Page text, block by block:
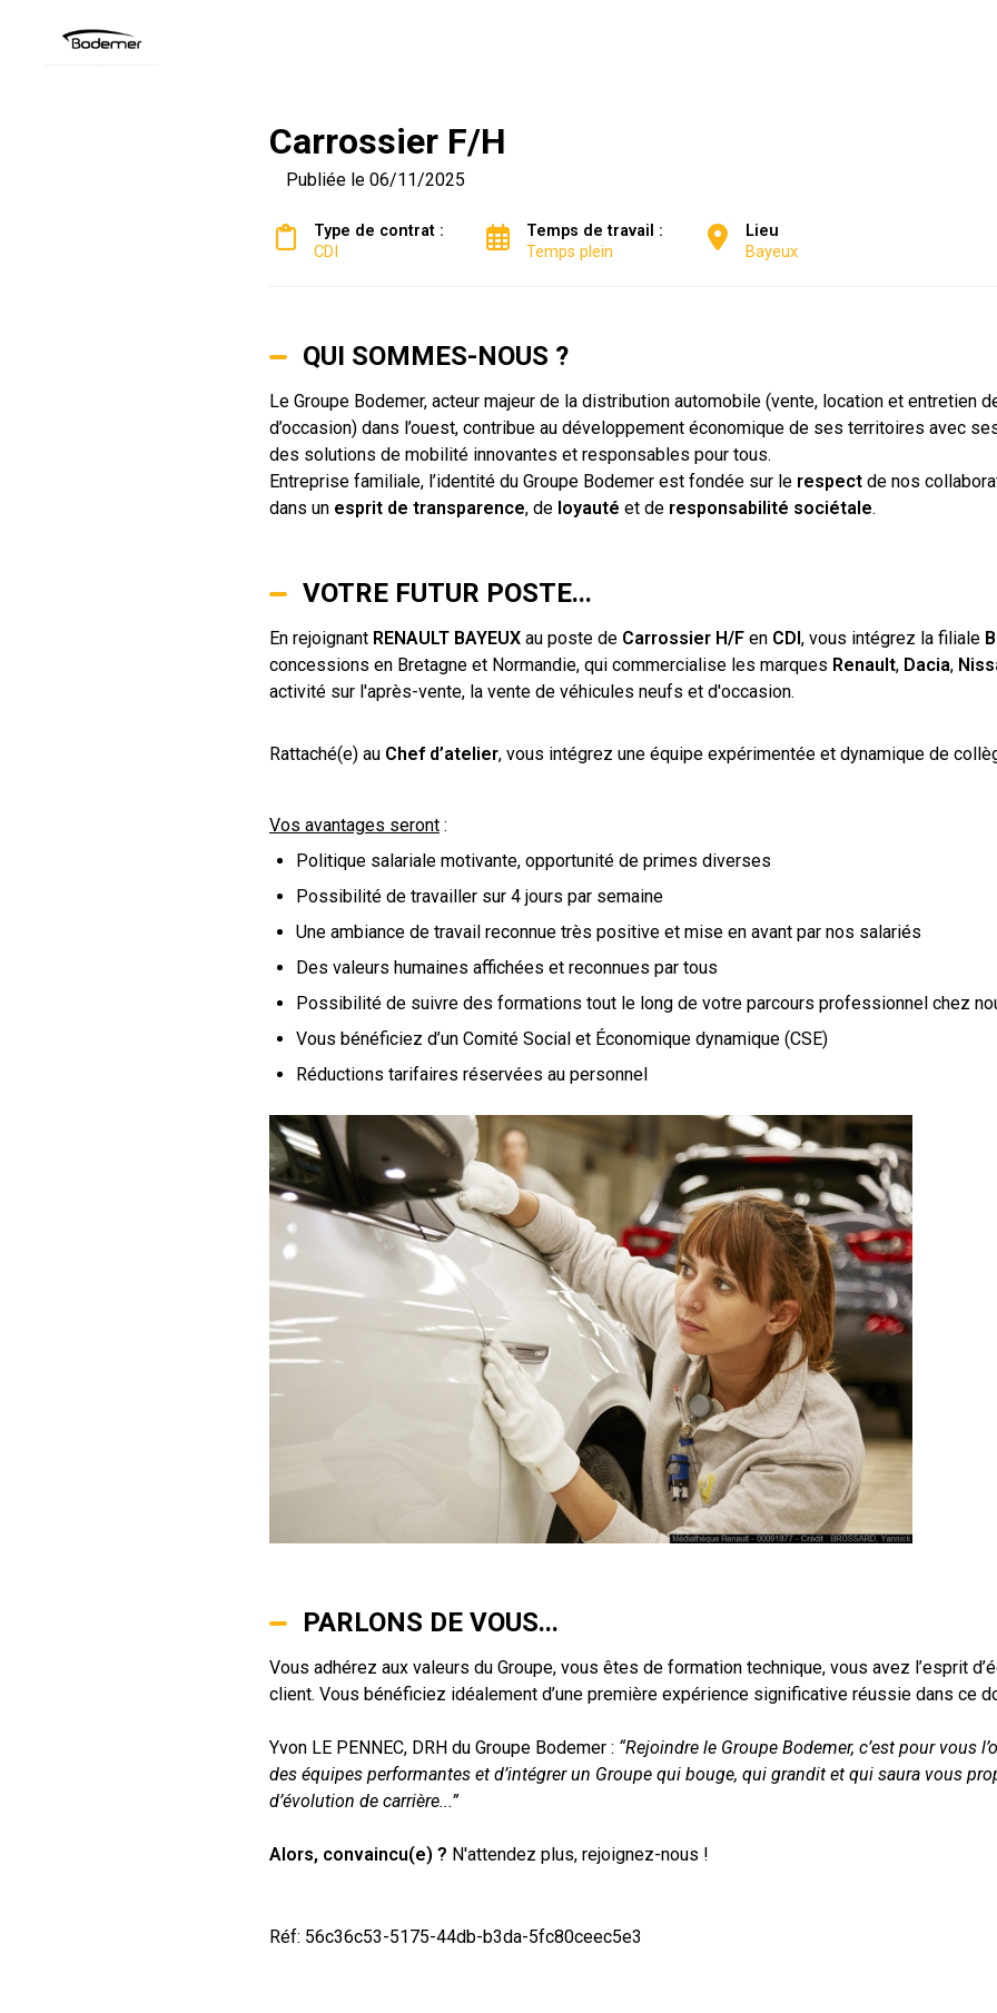
Carrossier F/H
Publiée le 06/11/2025
Type de contrat :
CDI
Temps de travail :
Temps plein
Lieu
Bayeux
QUI SOMMES-NOUS ?
Le Groupe Bodemer, acteur majeur de la distribution automobile (vente, location et entretien
d’occasion) dans l’ouest, contribue au développement économique de ses territoires avec
des solutions de mobilité innovantes et responsables pour tous.
Entreprise familiale, l’identité du Groupe Bodemer est fondée sur le respect de nos
dans unesprit de transparence, de loyauté et de responsabilité sociétale.
VOTRE FUTUR POSTE...
En rejoignantRENAULT BAYEUXau poste deCarrossier H/FenCDI, vous intégrez la filiale
concessions en Bretagne et Normandie, qui commercialise les marques Renault, Dacia,
activité sur l'après-vente, la vente de véhicules neufs et d'occasion.
Rattaché(e) auChef d’atelier, vous intégrez une équipe expérimentée et dynamique de
Vos avantages seront:
Politique salariale motivante, opportunité de primes diverses
Possibilité de travailler sur 4 jours par semaine
Une ambiance de travail reconnue très positive et mise en avant par nos salariés
Des valeurs humaines affichées et reconnues par tous
Possibilité de suivre des formations tout le long de votre parcours professionnel chez
Vous bénéficiez d’un Comité Social et Économique dynamique (CSE)
Réductions tarifaires réservées au personnel
PARLONS DE VOUS...
Vous adhérez aux valeurs du Groupe, vous êtes de formation technique, vous avez l’esprit
client. Vous bénéficiez idéalement d’une première expérience significative réussie dans ce
Yvon LE PENNEC, DRH du Groupe Bodemer : “Rejoindre le Groupe Bodemer, c’est pour vous
des équipes performantes et d’intégrer un Groupe qui bouge, qui grandit et qui saura vous
d’évolution de carrière...”
Alors, convaincu(e) ? N'attendez plus, rejoignez-nous !
Réf: 56c36c53-5175-44db-b3da-5fc80ceec5e3